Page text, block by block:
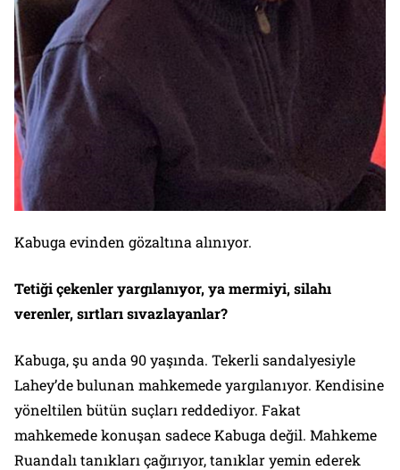
Kabuga evinden gözaltına alınıyor.
Tetiği çekenler yargılanıyor, ya mermiyi, silahı
verenler, sırtları sıvazlayanlar?
Kabuga, şu anda 90 yaşında. Tekerli sandalyesiyle
Lahey’de bulunan mahkemede yargılanıyor. Kendisine
yöneltilen bütün suçları reddediyor. Fakat
mahkemede konuşan sadece Kabuga değil. Mahkeme
Ruandalı tanıkları çağırıyor, tanıklar yemin ederek